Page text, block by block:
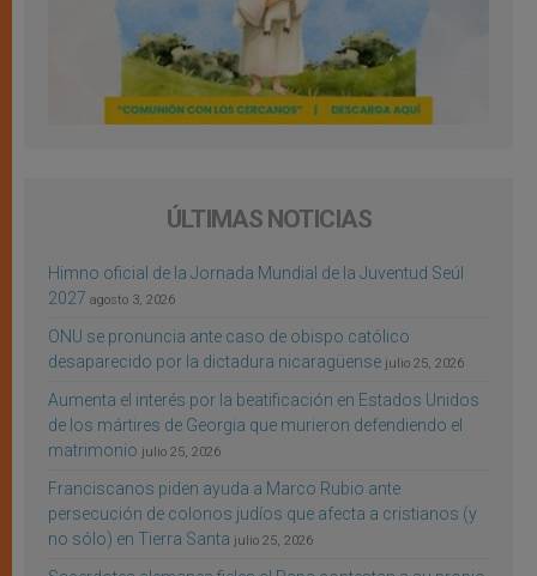
ÚLTIMAS NOTICIAS
Himno oficial de la Jornada Mundial de la Juventud Seúl
2027 agosto 3, 2026
ONU se pronuncia ante caso de obispo católico
desaparecido por la dictadura nicaragüense julio 25, 2026
Aumenta el interés por la beatificación en Estados Unidos
de los mártires de Georgia que murieron defendiendo el
matrimonio julio 25, 2026
Franciscanos piden ayuda a Marco Rubio ante
persecución de colonos judíos que afecta a cristianos (y
no sólo) en Tierra Santa julio 25, 2026